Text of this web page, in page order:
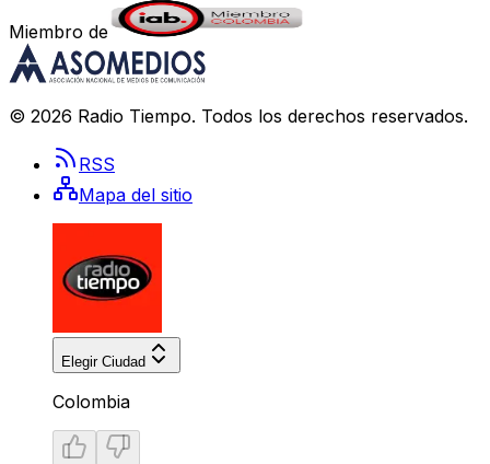
Miembro de
© 2026 Radio Tiempo. Todos los derechos reservados.
RSS
Mapa del sitio
Elegir Ciudad
Colombia